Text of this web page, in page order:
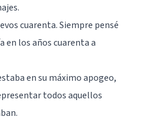
cuarenta. Siempre pensé
en los años cuarenta a
en su máximo apogeo,
todos aquellos